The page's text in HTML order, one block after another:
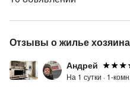
Отзывы о жилье хозяина
Андрей
На 1 сутки · 1-